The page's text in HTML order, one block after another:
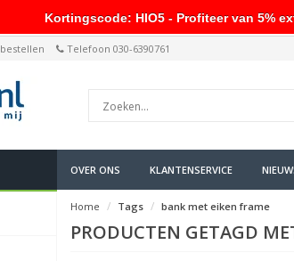
bestellen Telefoon 030-6390761
OVER ONS KLANTENSERVICE
Home Tags bank met eiken frame
PRODUCTEN GETAGD
Kortingscode: HIO5 - Profiteer van 5%